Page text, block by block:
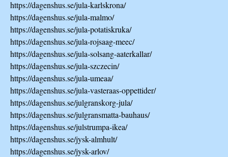
https://dagenshus.se/jula-karlskrona/
https://dagenshus.se/jula-malmo/
https://dagenshus.se/jula-potatiskruka/
https://dagenshus.se/jula-rojsaag-meec/
https://dagenshus.se/jula-solsang-aaterkallar/
https://dagenshus.se/jula-szczecin/
https://dagenshus.se/jula-umeaa/
https://dagenshus.se/jula-vasteraas-oppettider/
https://dagenshus.se/julgranskorg-jula/
https://dagenshus.se/julgransmatta-bauhaus/
https://dagenshus.se/julstrumpa-ikea/
https://dagenshus.se/jysk-almhult/
https://dagenshus.se/jysk-arlov/